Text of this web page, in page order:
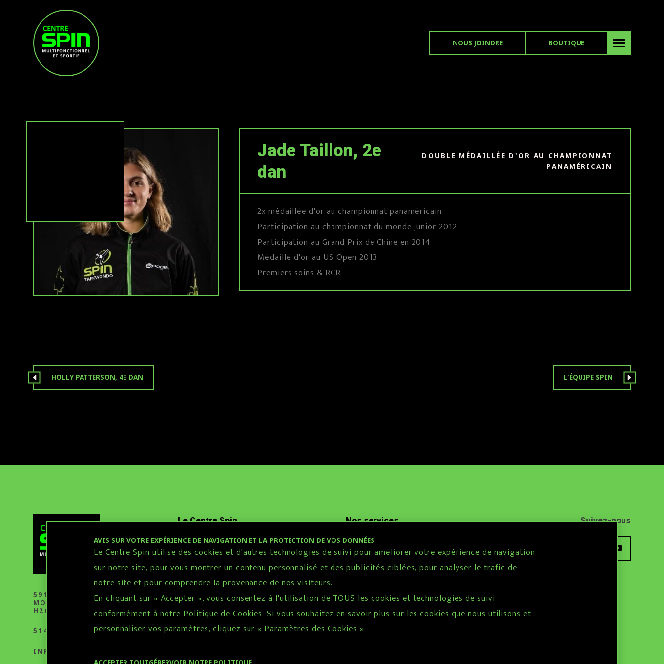
NOUS JOINDRE BOUTIQUE
AVIS SUR VOTRE EXPÉRIENCE DE NAVIGATION ET LA PROTECTION DE VOS DONNÉES
Le Centre Spin utilise des cookies et d'autres technologies de suivi pour améliorer votre expérience de navigation
sur notre site, pour vous montrer un contenu personnalisé et des publicités ciblées, pour analyser le trafic de
notre site et pour comprendre la provenance de nos visiteurs.
En cliquant sur « Accepter », vous consentez à l'utilisation de TOUS les cookies et technologies de suivi
conformément à notre Politique de Cookies. Si vous souhaitez en savoir plus sur les cookies que nous utilisons et
personnaliser vos paramètres, cliquez sur « Paramètres des Cookies ».
Jade Taillon, 2e
dan
DOUBLE MÉDAILLÉE D'OR AU CHAMPIONNAT
PANAMÉRICAIN
2x médaillée d'or au championnat panaméricain
Participation au championnat du monde junior 2012
Participation au Grand Prix de Chine en 2014
Médaillé d'or au US Open 2013
Premiers soins & RCR
HOLLY PATTERSON, 4E DAN L'ÉQUIPE SPIN
5916, AV. PAPINEAU
MONTRÉAL (QC)
H2G 2W8 CANADA
514 575-2140
INFO@CENTRESPIN.COM
Le Centre Spin
ACTUALITÉS
PARTENAIRES
BOUTIQUE
NOUS JOINDRE
Nos services
LOCATION DE SALLE
ZONE DE JEUX
CAMPS DE JOUR
Suivez-nous